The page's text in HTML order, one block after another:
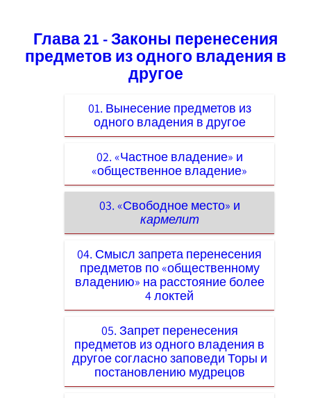
Глава 21 - Законы перенесения
предметов из одного владения в
другое
01. Вынесение предметов из
одного владения в другое
02. «Частное владение» и
«общественное владение»
03. «Свободное место» и
кармелит
04. Смысл запрета перенесения
предметов по «общественному
владению» на расстояние более
4 локтей
05. Запрет перенесения
предметов из одного владения в
другое согласно заповеди Торы и
постановлению мудрецов